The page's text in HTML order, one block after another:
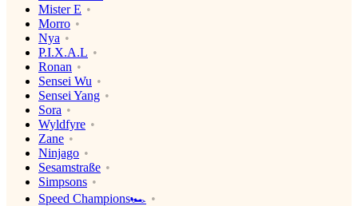
Mister E
Morro
Nya
P.I.X.A.L
Ronan
Sensei Wu
Sensei Yang
Sora
Wyldfyre
Zane
Ninjago
Sesamstraße
Simpsons
Speed Champions🏎